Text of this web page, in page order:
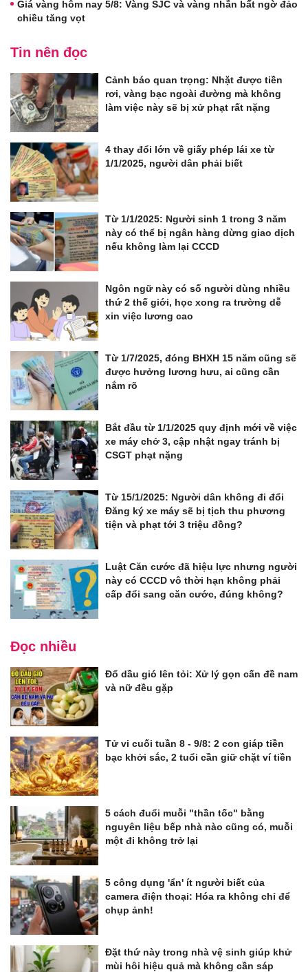
Giá vàng hôm nay 5/8: Vàng SJC và vàng nhẫn bất ngờ đảo
chiều tăng vọt
Tin nên đọc
Cảnh báo quan trọng: Nhặt được tiền
rơi, vàng bạc ngoài đường mà không
làm việc này sẽ bị xử phạt rất nặng
4 thay đổi lớn về giấy phép lái xe từ
1/1/2025, người dân phải biết
Từ 1/1/2025: Người sinh 1 trong 3 năm
này có thể bị ngân hàng dừng giao dịch
nếu không làm lại CCCD
Ngôn ngữ này có số người dùng nhiều
thứ 2 thế giới, học xong ra trường dễ
xin việc lương cao
Từ 1/7/2025, đóng BHXH 15 năm cũng sẽ
được hưởng lương hưu, ai cũng cần
nắm rõ
Bắt đầu từ 1/1/2025 quy định mới về việc
xe máy chở 3, cập nhật ngay tránh bị
CSGT phạt nặng
Từ 15/1/2025: Người dân không đi đổi
Đăng ký xe máy sẽ bị tịch thu phương
tiện và phạt tới 3 triệu đồng?
Luật Căn cước đã hiệu lực nhưng người
này có CCCD vô thời hạn không phải
cấp đổi sang căn cước, đúng không?
Đọc nhiều
Đổ dầu gió lên tỏi: Xử lý gọn cấn đề nam
và nữ đều gặp
Tử vi cuối tuần 8 - 9/8: 2 con giáp tiền
bạc khởi sắc, 2 tuổi cần giữ chặt ví tiền
5 cách đuổi muỗi "thần tốc" bằng
nguyên liệu bếp nhà nào cũng có, muỗi
một đi không trở lại
5 công dụng 'ẩn' ít người biết của
camera điện thoại: Hóa ra không chỉ để
chụp ảnh!
Đặt thứ này trong nhà vệ sinh giúp khử
mùi hôi hiệu quả mà không cần sáp